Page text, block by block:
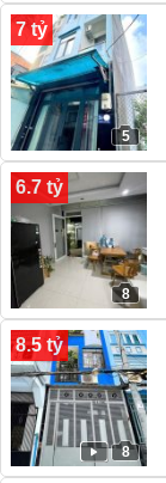
7 tỷ
5
6.7 tỷ
8
8.5 tỷ
8